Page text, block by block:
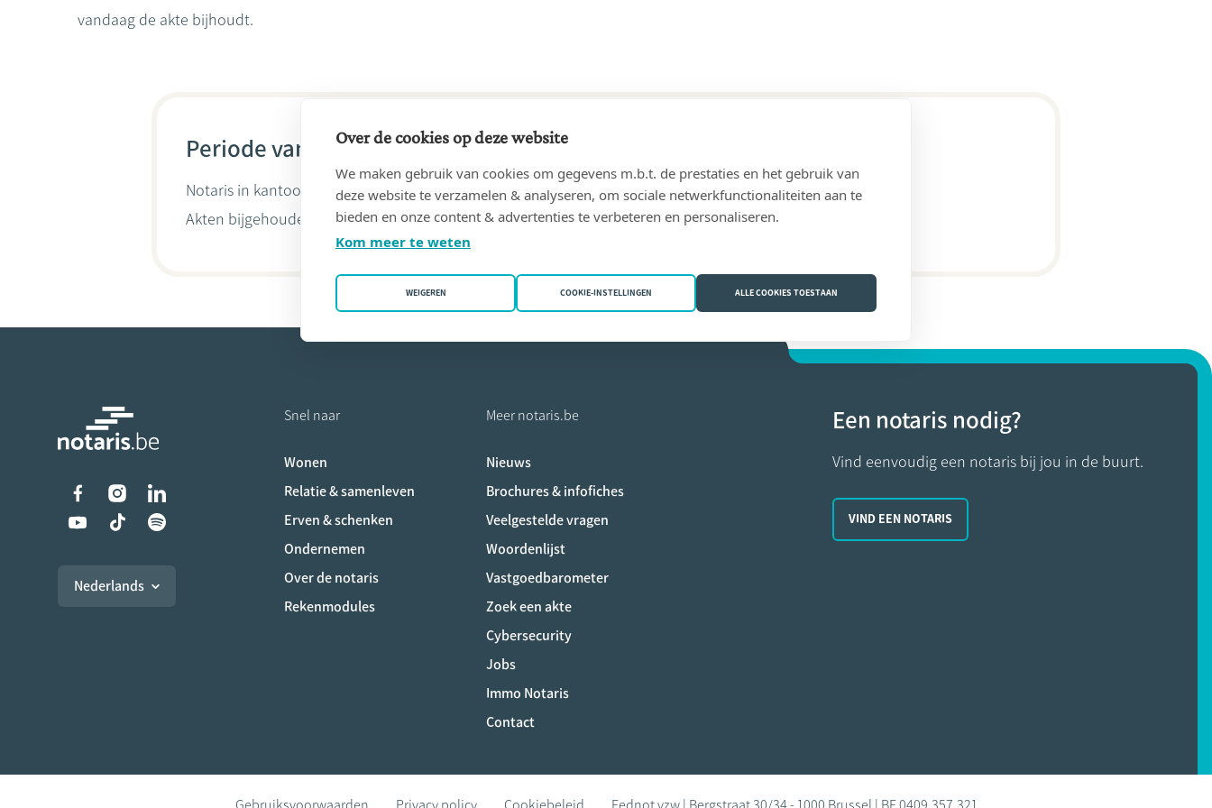
vandaag de akte bijhoudt.
Periode van 01/04/1933 tot 29/09/1963
Notaris in kantoor de TURCK, Fernand(1080 Sint-Jans-Molenbeek)
Akten bijgehouden doorIsabelle Raes
Liens vers les réseaux sociaux
Nederlands
Snel naar
Wonen
Relatie & samenleven
Erven & schenken
Ondernemen
Over de notaris
Rekenmodules
Meer notaris.be
Nieuws
Brochures & infofiches
Veelgestelde vragen
Woordenlijst
Vastgoedbarometer
Zoek een akte
Cybersecurity
Jobs
Immo Notaris
Contact
Een notaris nodig?
Vind eenvoudig een notaris bij jou in de buurt.
VIND EEN NOTARIS
Over de cookies op deze website
We maken gebruik van cookies om gegevens m.b.t. de prestaties en het gebruik van
deze website te verzamelen & analyseren, om sociale netwerkfunctionaliteiten aan te
bieden en onze content & advertenties te verbeteren en personaliseren.
Kom meer te weten
WEIGEREN COOKIE-INSTELLINGEN ALLE COOKIES TOESTAAN